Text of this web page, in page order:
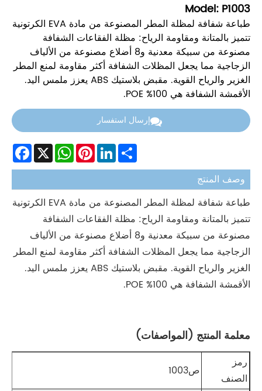
Model: P1003
طباعة شفافة لمظلة المطر المصنوعة من مادة EVA الكرتونية
تتميز بالمتانة ومقاومة الرياح: مظلة الفقاعات الشفافة
مصنوعة من سبيكة معدنية و8 أضلاع مصنوعة من الألياف
الزجاجية مما يجعل المظلات الشفافة أكثر مقاومة لمنع المطر
الغزير والرياح القوية. مقبض بلاستيك ABS يعزز ملمس اليد.
الأقمشة الشفافة هي 100% POE.
إرسال استفسار
X
WhatsAppPinterestLinkedIn Share
وصف المنتج
طباعة شفافة لمظلة المطر المصنوعة من مادة EVA الكرتونية
تتميز بالمتانة ومقاومة الرياح: مظلة الفقاعات الشفافة
مصنوعة من سبيكة معدنية و8 أضلاع مصنوعة من الألياف
الزجاجية مما يجعل المظلات الشفافة أكثر مقاومة لمنع المطر
الغزير والرياح القوية. مقبض بلاستيك ABS يعزز ملمس اليد.
الأقمشة الشفافة هي 100% POE.
معلمة المنتج (المواصفات)
رمز
الصنف
ص1003